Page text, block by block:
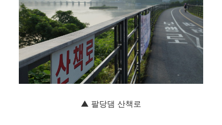
▲ 팔당댐 산책로